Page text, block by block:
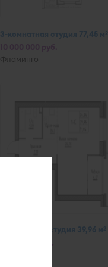
3-комнатная студия 77,45 м2
Фламинго
1-комнатная студия 39,96 м2